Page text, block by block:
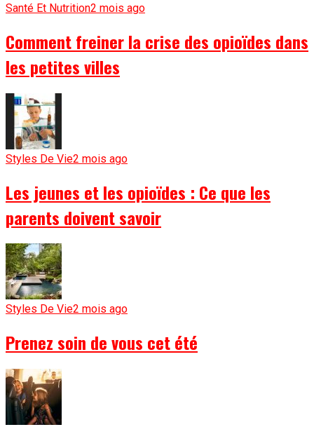
Santé Et Nutrition2 mois ago
Comment freiner la crise des opioïdes dans
les petites villes
Styles De Vie2 mois ago
Les jeunes et les opioïdes : Ce que les
parents doivent savoir
Styles De Vie2 mois ago
Prenez soin de vous cet été